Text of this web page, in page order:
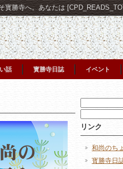
寳勝寺へ。あなたは
話 寳勝寺日誌 イベント
索:
索:
リンク
和尚のち
寳勝寺日